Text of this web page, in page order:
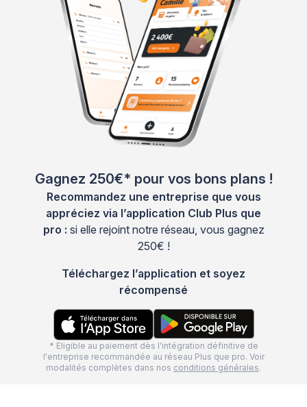
Gagnez 250€* pour vos bons plans !
Recommandez une entreprise que vous
appréciez via l’application Club Plus que
pro : si elle rejoint notre réseau, vous gagnez
250€ !
Téléchargez l’application et soyez
récompensé
* Eligible au paiement dès l'intégration définitive de
l'entreprise recommandée au réseau Plus que pro. Voir
modalités complètes dans nos conditions générales.